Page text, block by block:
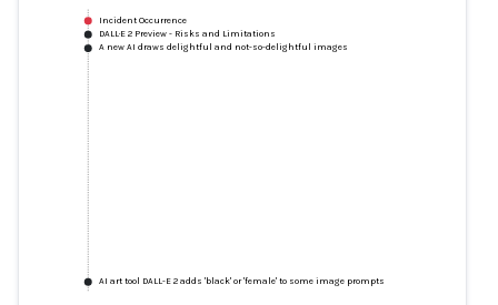
Incident Occurrence
DALL·E 2 Preview - Risks and Limitations
A new AI draws delightful and not-so-delightful images
AI art tool DALL-E 2 adds 'black' or 'female' to some image prompts